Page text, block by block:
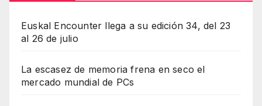
Euskal Encounter llega a su edición 34, del 23
al 26 de julio
La escasez de memoria frena en seco el
mercado mundial de PCs